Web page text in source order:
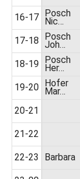
16-17
17-18
18-19
19-20
20-21
21-22
22-23
Posch
Nic…
Posch
Joh…
Posch
Her…
Hofer
Mar…
Barbara